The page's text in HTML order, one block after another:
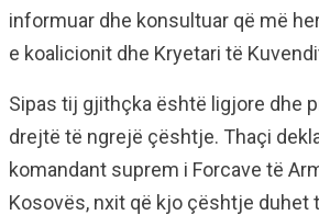
informuar dhe konsultuar që më
e koalicionit dhe Kryetari të
Sipas tij gjithçka është ligjore dhe
drejtë të ngrejë çështje. Thaçi
komandant suprem i Forcave të
Kosovës, nxit që kjo çështje duhet